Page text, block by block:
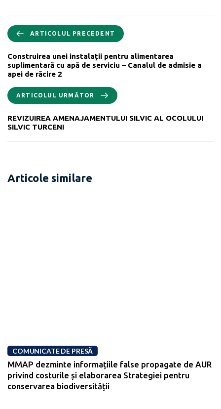
ARTICOLUL PRECEDENT
Construirea unei instalații pentru alimentarea
suplimentară cu apă de serviciu – Canalul de admisie a
apei de răcire 2
ARTICOLUL URMĂTOR
REVIZUIREA AMENAJAMENTULUI SILVIC AL OCOLULUI
SILVIC TURCENI
Articole similare
COMUNICATE DE PRESĂ
MMAP dezminte informațiile false propagate de AUR
privind costurile și elaborarea Strategiei pentru
conservarea biodiversității